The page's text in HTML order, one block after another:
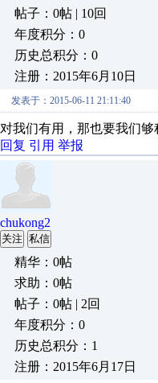
帖子：0帖 | 10回
年度积分：0
历史总积分：0
注册：2015年6月10日
发表于：2015-06-11 21:11:40
对我们有用，那也要我们
回复 引用 举报
chukong2
关注 私信
精华：0帖
求助：0帖
帖子：0帖 | 2回
年度积分：0
历史总积分：1
注册：2015年6月17日